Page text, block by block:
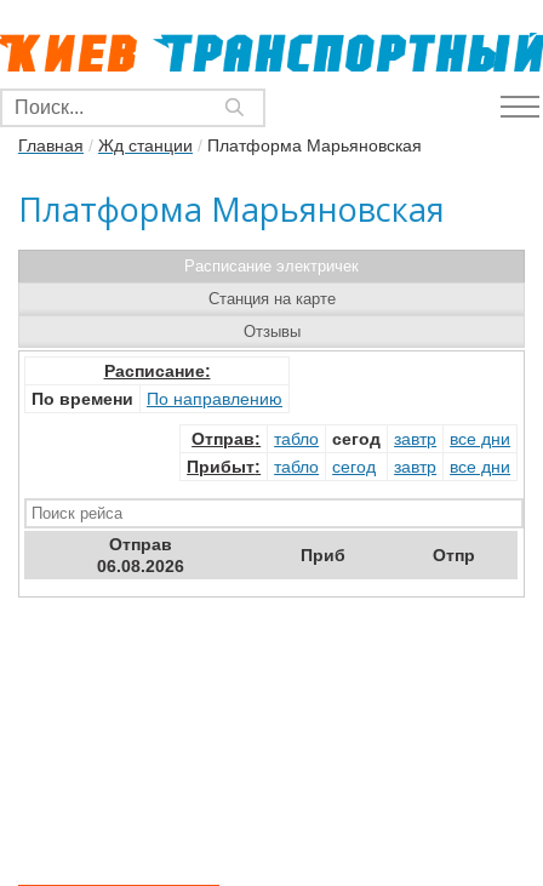
Главная / Жд станции / Платформа Марьяновская
Платформа Марьяновская
Расписание электричек
Расписание:
По времени
По направлению
Отправ: табло сегод завтр
все дни
Прибыт: табло сегод завтр все дни
Отправ
06.08.2026
Приб Отпр
Станция на карте
Отзывы